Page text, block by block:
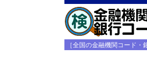
［全国の金融機関コード